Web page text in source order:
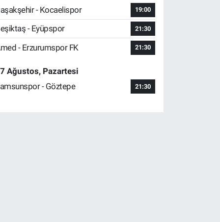
- Kocaelispor
19:00
- Eyüpspor 21:30
- Erzurumspor FK 21:30
Ağustos, Pazartesi
- Göztepe
21:30